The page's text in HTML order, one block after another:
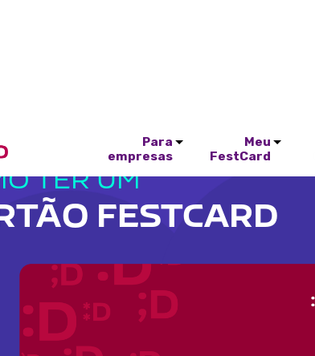
Para
empresas
Meu
FestCard
TER UM
FESTCARD